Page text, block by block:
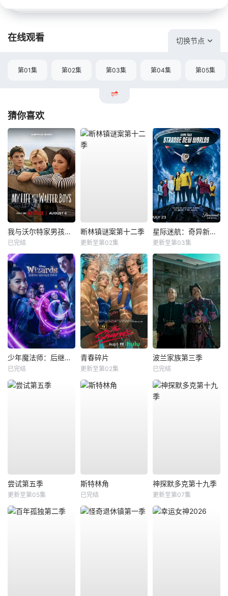
在线观看 切换节点
第01集 第02集 第03集 第04集 第05集
猜你喜欢
我与沃尔特家男孩的生活第三季
已完结
断林镇谜案第十二季
更新至第02集
星际迷航：奇异新世界第四季
更新至第03集
少年魔法师：后继者第三季
已完结
青春碎片
更新至第02集
波兰家族第三季
已完结
尝试第五季
更新至第05集
斯特林角
已完结
神探默多克第十九季
更新至第07集